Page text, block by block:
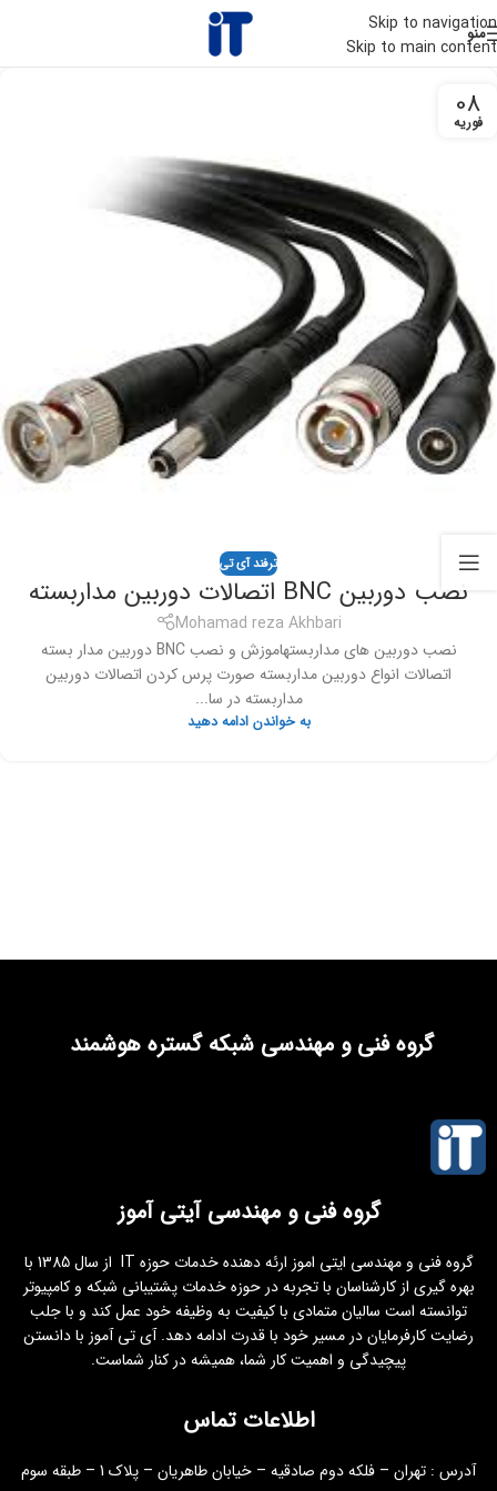
Skip to navigation
Skip to main content
منو
08
فوریه
ترفند آی تی
نصب دوربین BNC اتصالات دوربین مداربسته
Mohamad reza Akhbari
نصب دوربین های مداربستهاموزش و نصب BNC دوربین مدار بسته
اتصالات انواع دوربین مداربسته صورت پرس کردن اتصالات دوربین
مداربسته در سا...
به خواندن ادامه دهید
گروه فنی و مهندسی شبکه گستره هوشمند
گروه فنی و مهندسی آیتی آموز
گروه فنی و مهندسی ایتی اموز ارئه دهنده خدمات حوزه IT از سال 1385 با
بهره گیری از کارشناسان با تجربه در حوزه خدمات پشتیبانی شبکه و کامپیوتر
توانسته است سالیان متمادی با کیفیت به وظیفه خود عمل کند و با جلب
رضایت کارفرمایان در مسیر خود با قدرت ادامه دهد. آی تی آموز با دانستن
پیچیدگی و اهمیت کار شما، همیشه در کنار شماست.
اطلاعات تماس
آدرس : تهران – فلکه دوم صادقیه – خیابان طاهریان – پلاک 1 – طبقه سوم